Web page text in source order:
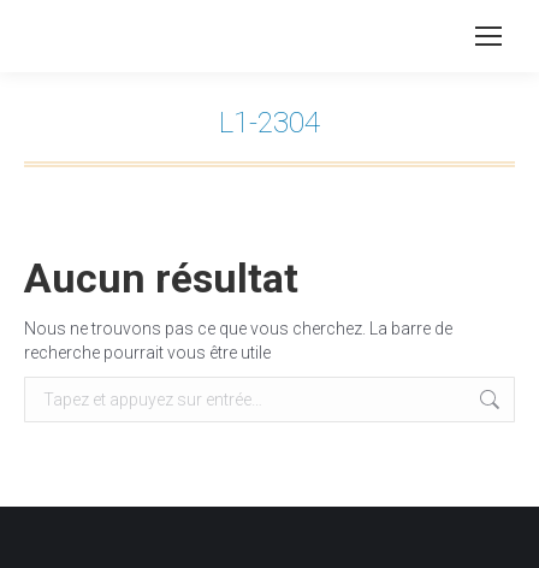
L1-2304
Aucun résultat
Nous ne trouvons pas ce que vous cherchez. La barre de
recherche pourrait vous être utile
Recherche